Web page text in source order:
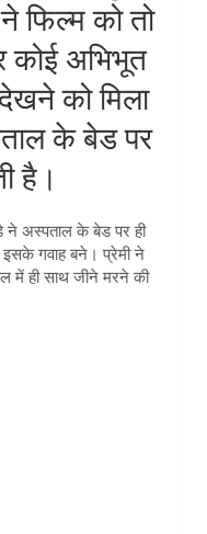
फिल्म को तो
कोई अभिभूत
को मिला
के बेड पर
है।
ने अस्पताल के बेड पर ही
इसके गवाह बने। प्रेमी ने
में ही साथ जीने मरने की